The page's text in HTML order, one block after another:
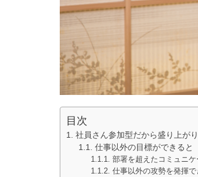
目次
社員さん参加型だから盛り上が
仕事以外の目標ができると
部署を超えたコミュニケ
仕事以外の攻勢を発揮で